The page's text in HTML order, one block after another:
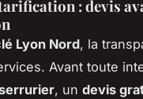
: devis
Lyon Nord, la
Avant toute
, un devis